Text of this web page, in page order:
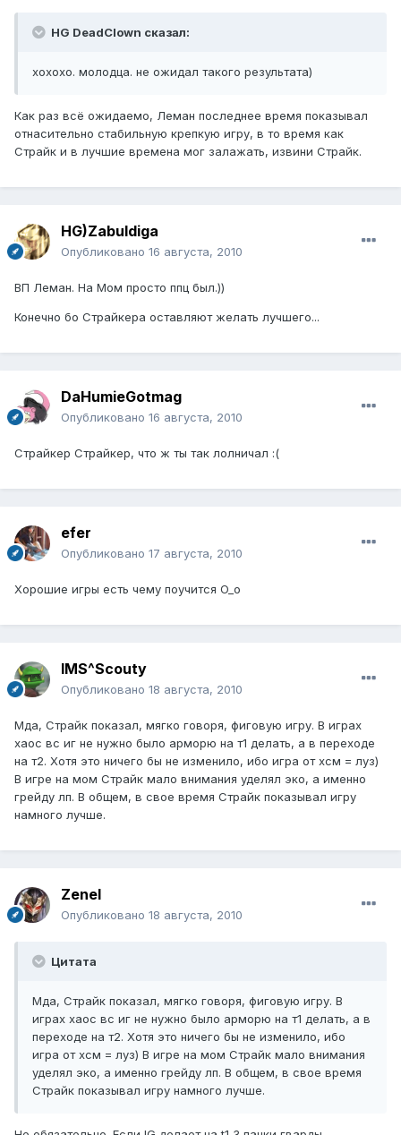
HG DeadClown сказал:
хохохо. молодца. не ожидал такого результата)
Как раз всё ожидаемо, Леман последнее время показывал
отнасительно стабильную крепкую игру, в то время как
Страйк и в лучшие времена мог залажать, извини Страйк.
HG)Zabuldiga
Опубликовано 16 августа, 2010
ВП Леман. На Мом просто ппц был.))
Конечно бо Страйкера оставляют желать лучшего...
DaHumieGotmag
Опубликовано 16 августа, 2010
Страйкер Страйкер, что ж ты так лолничал :(
efer
Опубликовано 17 августа, 2010
Хорошие игры есть чему поучится O_o
IMS^Scouty
Опубликовано 18 августа, 2010
Мда, Страйк показал, мягко говоря, фиговую игру. В играх
хаос вс иг не нужно было арморю на т1 делать, а в переходе
на т2. Хотя это ничего бы не изменило, ибо игра от хсм = луз)
В игре на мом Страйк мало внимания уделял эко, а именно
грейду лп. В общем, в свое время Страйк показывал игру
намного лучше.
Zenel
Опубликовано 18 августа, 2010
Цитата
Мда, Страйк показал, мягко говоря, фиговую игру. В
играх хаос вс иг не нужно было арморю на т1 делать, а в
переходе на т2. Хотя это ничего бы не изменило, ибо
игра от хсм = луз) В игре на мом Страйк мало внимания
уделял эко, а именно грейду лп. В общем, в свое время
Страйк показывал игру намного лучше.